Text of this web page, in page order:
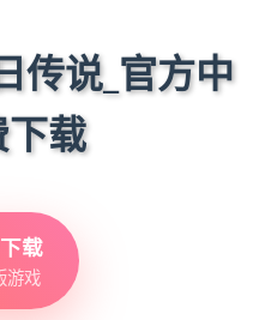
传说_官方中
载
载
游戏